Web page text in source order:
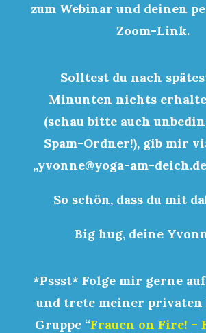
zum Webinar und deinen
Zoom-Link.
Solltest du nach
Minunten nichts
(schau bitte auch
Spam-Ordner!), gib mir
„yvonne@yoga-am-
So schön, dass du mit
Big hug, deine
*Pssst* Folge mir gerne auf
und trete meiner privaten
Gruppe “Frauen on Fire! –